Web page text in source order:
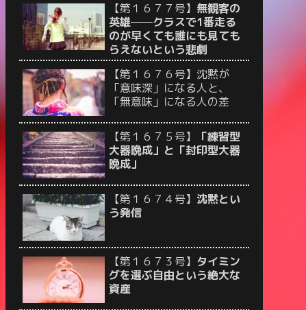
【第１６７７号】 無観客の
英雄──クラスで1番走る
のが早くても誰にも見ても
らえないという悲劇
【第１６７６号】沈黙が
「意味深」になる人と、
「無意味」になる人の差
【第１６７５号】
「練習型
大器晩成」と「封印型大器
晩成」
【第１６７４号】 沈黙とい
う発信
【第１６７３号】 タイミン
グを選ぶ自由という絶大な
資産